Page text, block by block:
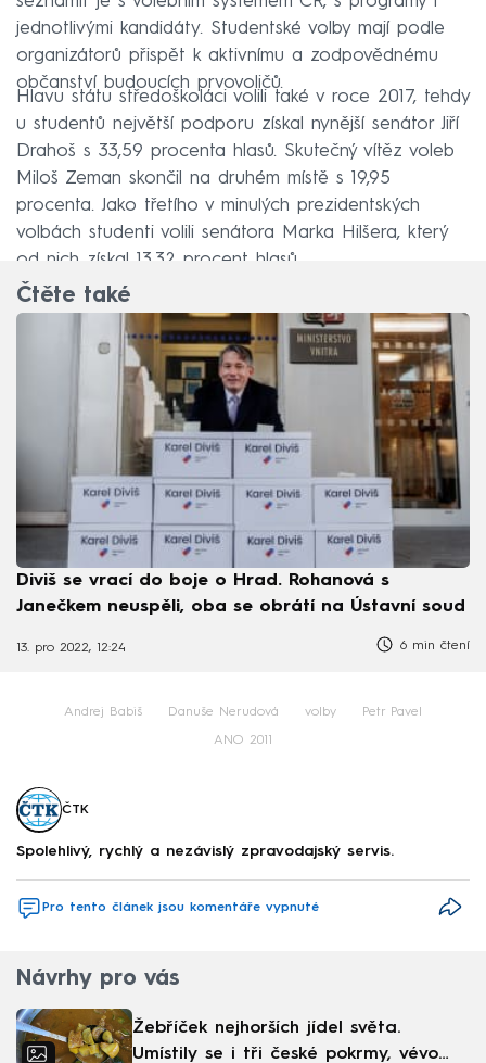
jednotlivými kandidáty. Studentské volby mají podle
organizátorů přispět k aktivnímu a zodpovědnému
občanství budoucích prvovoličů.
Hlavu státu středoškoláci volili také v roce 2017, tehdy
u studentů největší podporu získal nynější senátor Jiří
Drahoš s 33,59 procenta hlasů. Skutečný vítěz voleb
Miloš Zeman skončil na druhém místě s 19,95
procenta. Jako třetího v minulých prezidentských
volbách studenti volili senátora Marka Hilšera, který
od nich získal 13,32 procent hlasů.
Čtěte také
Diviš se vrací do boje o Hrad. Rohanová s
Janečkem neuspěli, oba se obrátí na Ústavní soud
13. pro 2022, 12:24 6 min čtení
Andrej Babiš Danuše Nerudová volby Petr Pavel
ANO 2011
ČTK
Spolehlivý, rychlý a nezávislý zpravodajský servis.
Pro tento článek jsou komentáře vypnuté
Návrhy pro vás
Žebříček nejhorších jídel světa.
Umístily se i tři české pokrmy, vévodí